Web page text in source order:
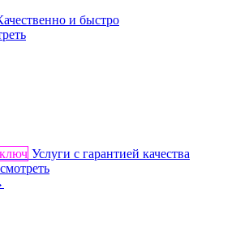
и быстро
Услуги с гарантией качества